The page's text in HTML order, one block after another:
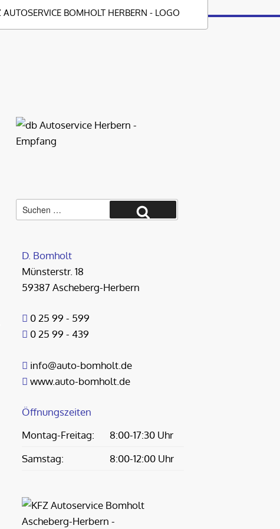
Suche
nach:
D. Bomholt
Münsterstr. 18
59387 Ascheberg-Herbern
0 25 99 - 599
0 25 99 - 439
info@auto-bomholt.de
www.auto-bomholt.de
Öffnungszeiten
Montag-Freitag:
8:00-17:30 Uhr
Samstag:
8:00-12:00 Uhr